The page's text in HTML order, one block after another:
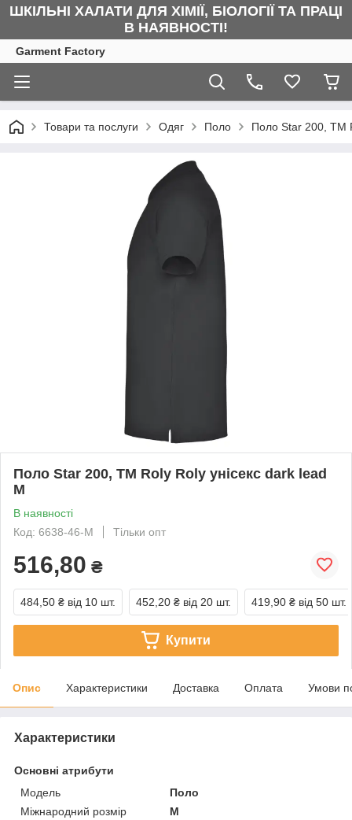
ШКІЛЬНІ ХАЛАТИ ДЛЯ ХІМІЇ, БІОЛОГІЇ ТА ПРАЦІ
В НАЯВНОСТІ!
Garment Factory
Товари та послуги Одяг Поло Поло Star 200, TM
Поло Star 200, TM Roly Roly унісекс dark lead
M
В наявності
Код: 6638-46-M
Тільки опт
516,80 ₴
484,50 ₴ від 10 шт. 452,20 ₴ від 20 шт. 419,90 ₴ від 50 шт.
Купити
Опис Характеристики Доставка Оплата Умови
Характеристики
Основні атрибути
Модель
Поло
Міжнародний розмір
M